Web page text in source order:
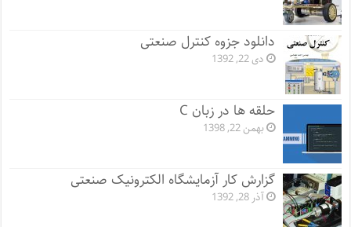
دانلود جزوه کنترل صنعتی
دی 22, 1392
حلقه ها در زبان C
بهمن 22, 1398
گزارش کار آزمایشگاه الکترونیک صنعتی
آذر 28, 1392